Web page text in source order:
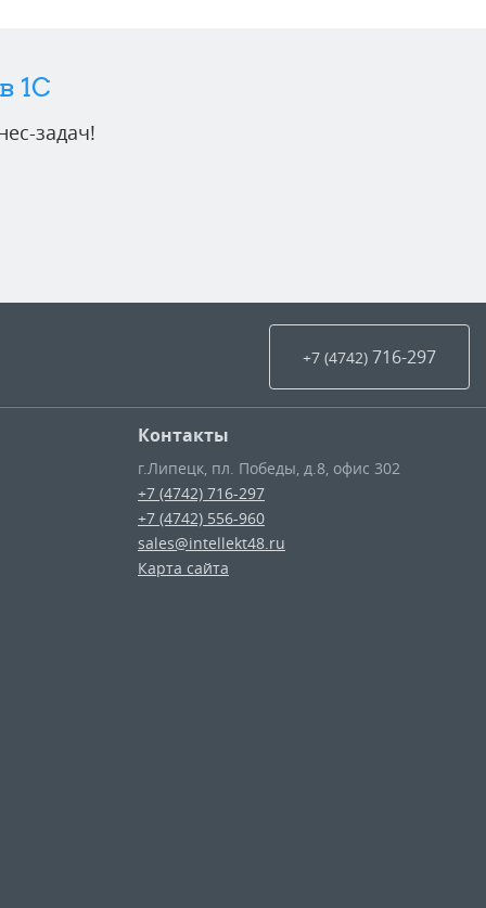
1C
задач!
+7 (4742) 716-297
Контакты
г.Липецк, пл. Победы, д.8, офис 302
+7 (4742) 716-297
+7 (4742) 556-960
sales@intellekt48.ru
Карта сайта